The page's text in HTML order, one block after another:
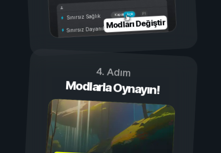
Açık
Kapalı
Sınırsız Sağlık
Sınırsız DayanıklılıkModları Değiştir
4. Adım
Modlarla Oynayın!